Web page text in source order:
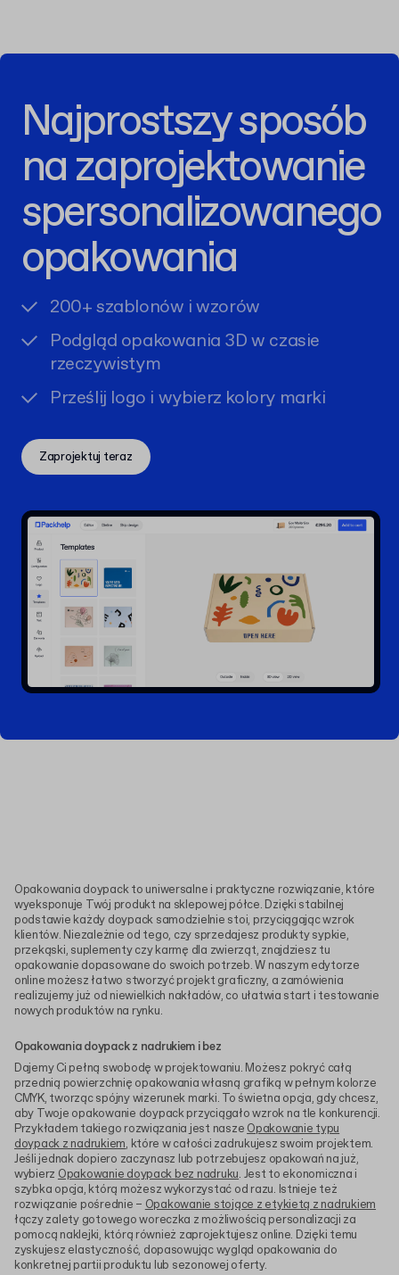
Najprostszy sposób
na zaprojektowanie
spersonalizowanego
opakowania
200+ szablonów i wzorów
Podgląd opakowania 3D w czasie
rzeczywistym
Prześlij logo i wybierz kolory marki
Zaprojektuj teraz
Opakowania doypack to uniwersalne i praktyczne rozwiązanie, które
wyeksponuje Twój produkt na sklepowej półce. Dzięki stabilnej
podstawie każdy doypack samodzielnie stoi, przyciągając wzrok
klientów. Niezależnie od tego, czy sprzedajesz produkty sypkie,
przekąski, suplementy czy karmę dla zwierząt, znajdziesz tu
opakowanie dopasowane do swoich potrzeb. W naszym edytorze
online możesz łatwo stworzyć projekt graficzny, a zamówienia
realizujemy już od niewielkich nakładów, co ułatwia start i testowanie
nowych produktów na rynku.
Opakowania doypack z nadrukiem i bez
Dajemy Ci pełną swobodę w projektowaniu. Możesz pokryć całą
przednią powierzchnię opakowania własną grafiką w pełnym kolorze
CMYK, tworząc spójny wizerunek marki. To świetna opcja, gdy chcesz,
aby Twoje opakowanie doypack przyciągało wzrok na tle konkurencji.
Przykładem takiego rozwiązania jest nasze Opakowanie typu
doypack z nadrukiem, które w całości zadrukujesz swoim projektem.
Jeśli jednak dopiero zaczynasz lub potrzebujesz opakowań na już,
wybierz Opakowanie doypack bez nadruku. Jest to ekonomiczna i
szybka opcja, którą możesz wykorzystać od razu. Istnieje też
rozwiązanie pośrednie – Opakowanie stojące z etykietą z nadrukiem
łączy zalety gotowego woreczka z możliwością personalizacji za
pomocą naklejki, którą również zaprojektujesz online. Dzięki temu
zyskujesz elastyczność, dopasowując wygląd opakowania do
konkretnej partii produktu lub sezonowej oferty.